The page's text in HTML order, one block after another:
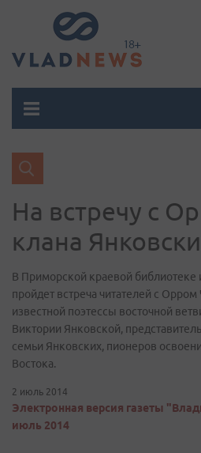
На встречу с
клана
В Приморской краевой библиотеке
пройдет встреча читателей с
известной поэтессы восточной
Виктории Янковской,
семьи Янковских, пионеров
Востока.
2 июль 2014
Электронная версия газеты
июль 2014